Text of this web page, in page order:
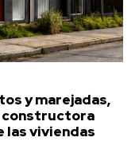
y marejadas,
constructora
las viviendas